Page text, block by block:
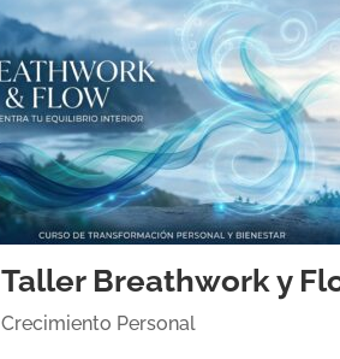
Taller Breathwork y
Crecimiento Personal